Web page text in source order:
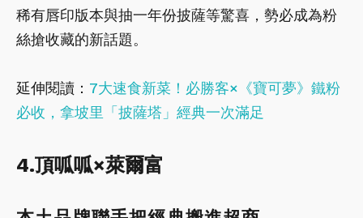
稀有唇印版本與抽一年份披薩等驚喜，勢必成為粉
絲搶收藏的新話題。
延伸閱讀： 7大速食新菜！必勝客×《寶可夢》鐵粉
必收，拿坡里「披薩塔」經典一次滿足
4.頂呱呱×萊爾富